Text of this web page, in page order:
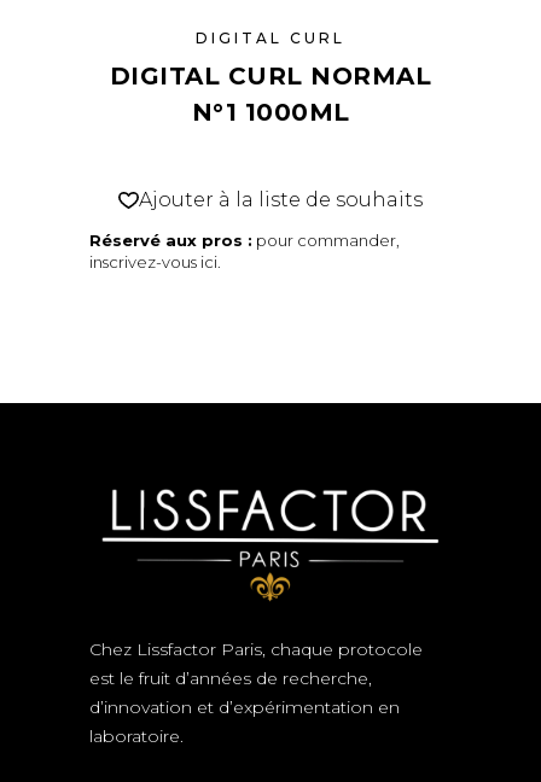
DIGITAL CURL
DIGITAL CURL NORMAL
N°1 1000ML
Ajouter à la liste de souhaits
Réservé aux pros : pour commander,
inscrivez-vous ici
Chez Lissfactor Paris, chaque protocole
est le fruit d’années de recherche,
d’innovation et d’expérimentation en
laboratoire.